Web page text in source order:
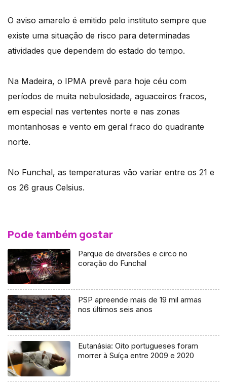
O aviso amarelo é emitido pelo instituto sempre que
existe uma situação de risco para determinadas
atividades que dependem do estado do tempo.
Na Madeira, o IPMA prevê para hoje céu com
períodos de muita nebulosidade, aguaceiros fracos,
em especial nas vertentes norte e nas zonas
montanhosas e vento em geral fraco do quadrante
norte.
No Funchal, as temperaturas vão variar entre os 21 e
os 26 graus Celsius.
Pode também gostar
Parque de diversões e circo no
coração do Funchal
PSP apreende mais de 19 mil armas
nos últimos seis anos
Eutanásia: Oito portugueses foram
morrer à Suíça entre 2009 e 2020